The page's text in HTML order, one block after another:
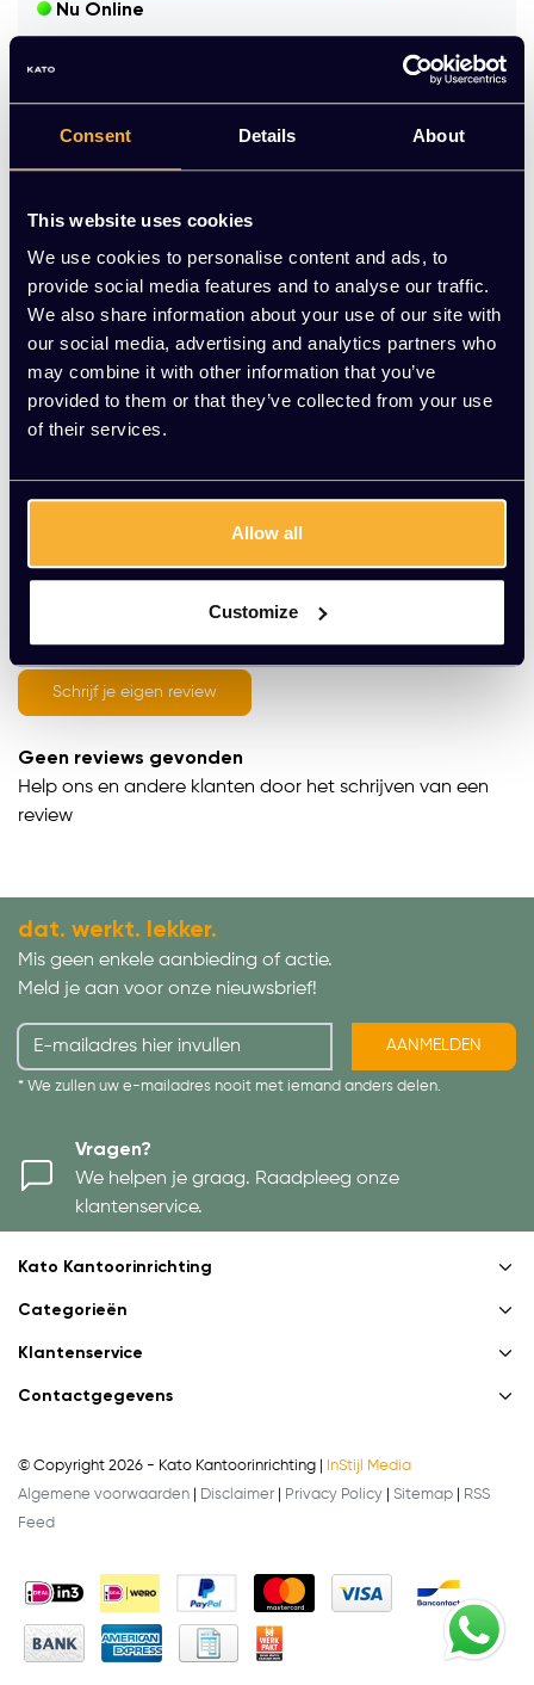
Consent Details About
This website uses cookies
We use cookies to personalise content and ads, to
provide social media features and to analyse our traffic.
We also share information about your use of our site with
our social media, advertising and analytics partners who
may combine it with other information that you’ve
provided to them or that they’ve collected from your use
of their services.
Allow all
Customize
Nu Online
Deze akoestische belcel is geschikt voor 2 personen, ideaal
wat geheim moet blijven.
Aantal
Vraag jouw persoonlijke aanbieding aan
Vrijblijvende offerte
Wat onze klanten zeggen
Schrijf je eigen review
Geen reviews gevonden
Help ons en andere klanten door het schrijven van een
review
dat. werkt. lekker.
Mis geen enkele aanbieding of actie.
Meld je aan voor onze nieuwsbrief!
AANMELDEN
* We zullen uw e-mailadres nooit met iemand anders delen.
Vragen?
We helpen je graag. Raadpleeg onze
klantenservice.
Kato Kantoorinrichting
Categorieën
Klantenservice
Contactgegevens
© Copyright 2026 - Kato Kantoorinrichting |
InStijl Media
Algemene voorwaarden
Disclaimer Privacy Policy Sitemap
RSS
Feed